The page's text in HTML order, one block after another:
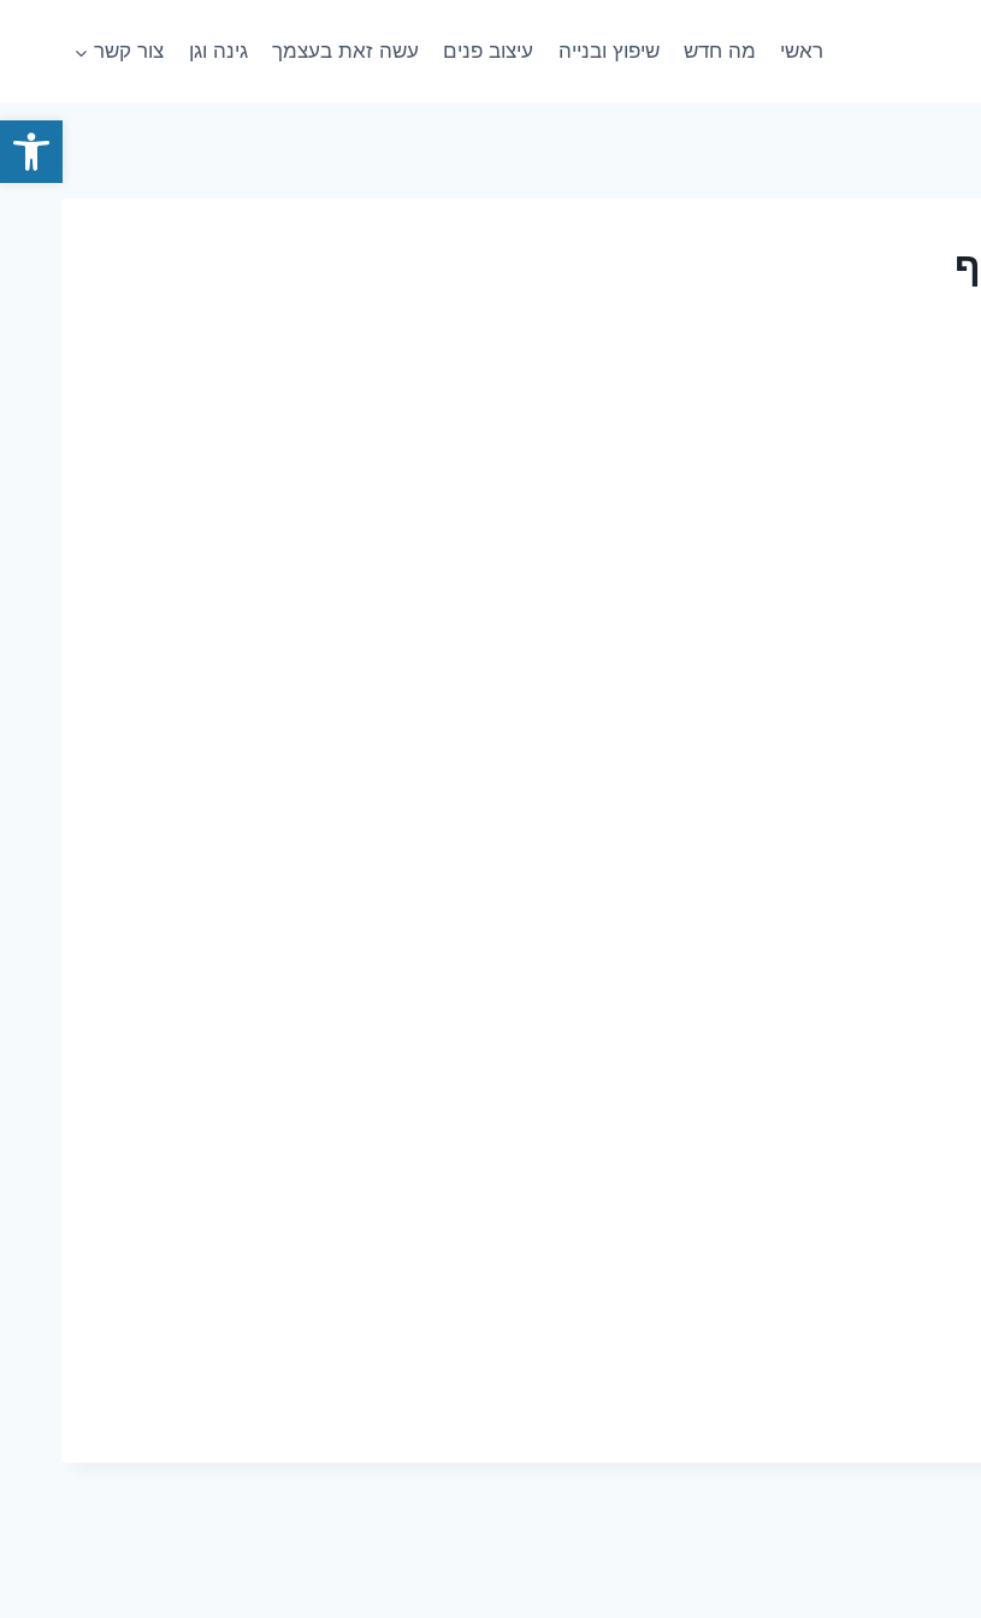
פתח
ראשי מה חדש שיפוץ ובנייה עיצוב פנים עשה זאת בעצמך גינה וגן צור קשר